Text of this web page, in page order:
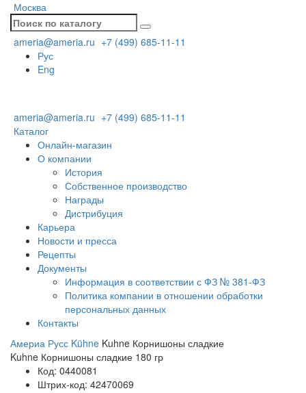
Москва
ameria@ameria.ru +7 (499) 685-11-11
Рус
Eng
ameria@ameria.ru +7 (499) 685-11-11
Каталог
Онлайн-магазин
О компании
История
Собственное производство
Награды
Дистрибуция
Карьера
Новости и пресса
Рецепты
Документы
Информация в соответствии с ФЗ № 381-ФЗ
Политика компании в отношении обработки
персональных данных
Контакты
Америа Русс Kühne Kuhne Корнишоны сладкие
Kuhne Корнишоны сладкие 180 гр
Код: 0440081
Штрих-код: 42470069